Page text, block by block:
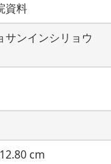
資料
サンインシリョウ
cm